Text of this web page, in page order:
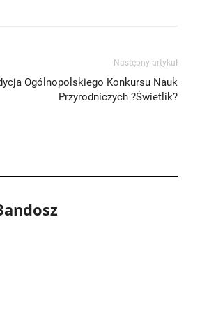
Następny artykuł
Ogólnopolskiego Konkursu Nauk
Przyrodniczych ?Świetlik?